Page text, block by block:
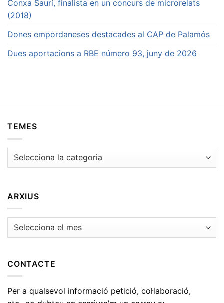
Conxa Saurí, finalista en un concurs de microrelats
(2018)
Dones empordaneses destacades al CAP de Palamós
Dues aportacions a RBE número 93, juny de 2026
TEMES
Temes
ARXIUS
Arxius
CONTACTE
Per a qualsevol informació petició, col·laboració,